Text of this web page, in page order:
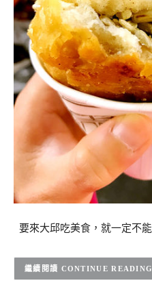
要來大邱吃美食，就一定不
CONTINUE READING